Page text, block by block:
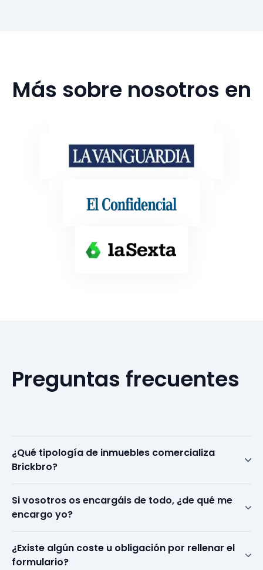
Más sobre nosotros en
Preguntas frecuentes
¿Qué tipología de inmuebles comercializa
Brickbro?
Si vosotros os encargáis de todo, ¿de qué me
encargo yo?
¿Existe algún coste u obligación por rellenar el
formulario?